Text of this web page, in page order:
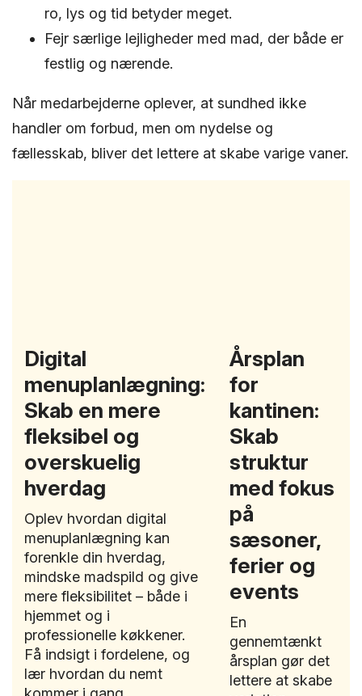
ro, lys og tid betyder meget.
Fejr særlige lejligheder med mad, der både er
festlig og nærende.
Når medarbejderne oplever, at sundhed ikke
handler om forbud, men om nydelse og
fællesskab, bliver det lettere at skabe varige vaner.
Digital
menuplanlægning:
Skab en mere
fleksibel og
overskuelig
hverdag
Oplev hvordan digital
menuplanlægning kan
forenkle din hverdag,
mindske madspild og give
mere fleksibilitet – både i
hjemmet og i
professionelle køkkener.
Få indsigt i fordelene, og
lær hvordan du nemt
Årsplan
for
kantinen:
Skab
struktur
med fokus
på
sæsoner,
ferier og
events
En
gennemtænkt
årsplan gør det
lettere at skabe